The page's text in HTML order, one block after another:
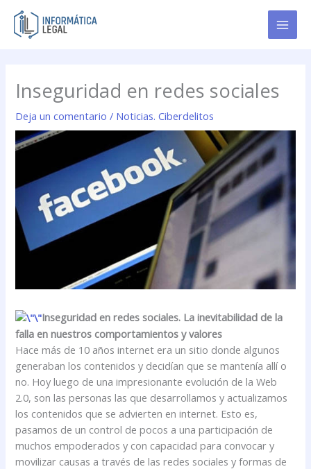
contenido
Inseguridad en redes sociales
Deja un comentario / Noticias. Ciberdelitos
Inseguridad en redes sociales. La inevitabilidad de la
falla en nuestros comportamientos y valores
Hace más de 10 años internet era un sitio donde algunos
generaban los contenidos y decidían que se mantenía allí o
no. Hoy luego de una impresionante evolución de la Web
2.0, son las personas las que desarrollamos y actualizamos
los contenidos que se advierten en internet. Esto es,
pasamos de un control de pocos a una participación de
muchos empoderados y con capacidad para convocar y
movilizar causas a través de las redes sociales y formas de